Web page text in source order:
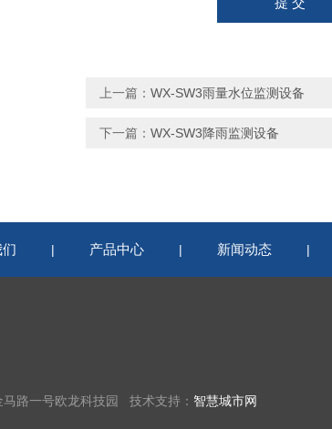
上一篇： WX-SW3雨量水位监测设备
下一篇： WX-SW3降雨监测设备
| 产品中心 | 新闻动态 |
路一号欧龙科技园 技术支持： 智慧城市网